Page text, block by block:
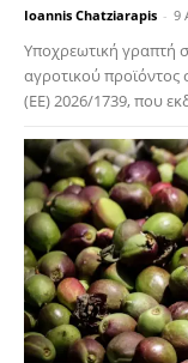
Ioannis Chatziarapis - 9
Υποχρεωτική γραπτή
αγροτικού
(ΕΕ) 2026/1739, που